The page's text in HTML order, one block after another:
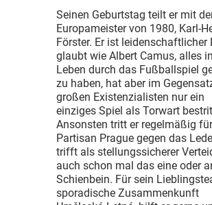
Seinen Geburtstag teilt er mit
Europameister von 1980, Karl-
Förster. Er ist leidenschaftlicher
glaubt wie Albert Camus, alles
Leben durch das Fußballspiel
zu haben, hat aber im
großen Existenzialisten nur ein
einziges Spiel als Torwart
Ansonsten tritt er regelmäßig für
Partisan Prague gegen das
trifft als stellungssicherer
auch schon mal das eine oder
Schienbein. Für sein
sporadische Zusammenkunft